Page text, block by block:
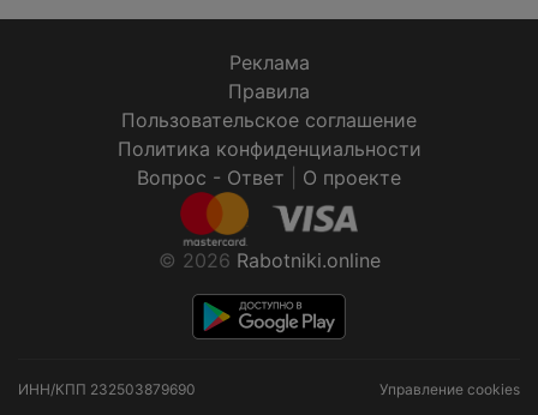
Реклама
Правила
Пользовательское соглашение
Политика конфиденциальности
Вопрос - Ответ
О проекте
© 2026 Rabotniki.online
ИНН/КПП 232503879690 Управление cookies